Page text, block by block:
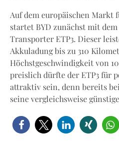
Auf dem europäischen Markt
startet BYD zunächst mit
Transporter ETP3. Dieser
Akkuladung bis zu 310
Höchstgeschwindigkeit von
preislich dürfte der ETP3 für
attraktiv sein, denn bereits
seine vergleichsweise